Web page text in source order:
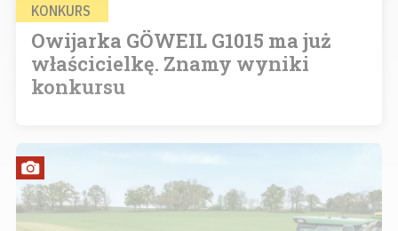
KONKURS
Owijarka GÖWEIL G1015 ma już
właścicielkę. Znamy wyniki
konkursu